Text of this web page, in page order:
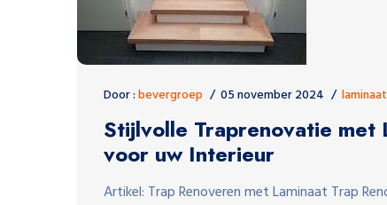
Door :bevergroep 05 november 2024 laminaat
Stijlvolle Traprenovatie met
voor uw Interieur
Artikel: Trap Renoveren met Laminaat Trap